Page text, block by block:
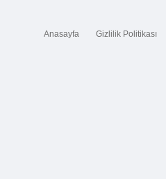
Anasayfa Gizlilik Politikası